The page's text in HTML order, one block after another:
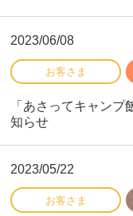
2023/06/08
「あさってキャン
知らせ
2023/05/22